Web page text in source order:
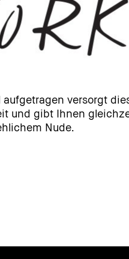
aufgetragen versorgt
und gibt Ihnen
Nude.